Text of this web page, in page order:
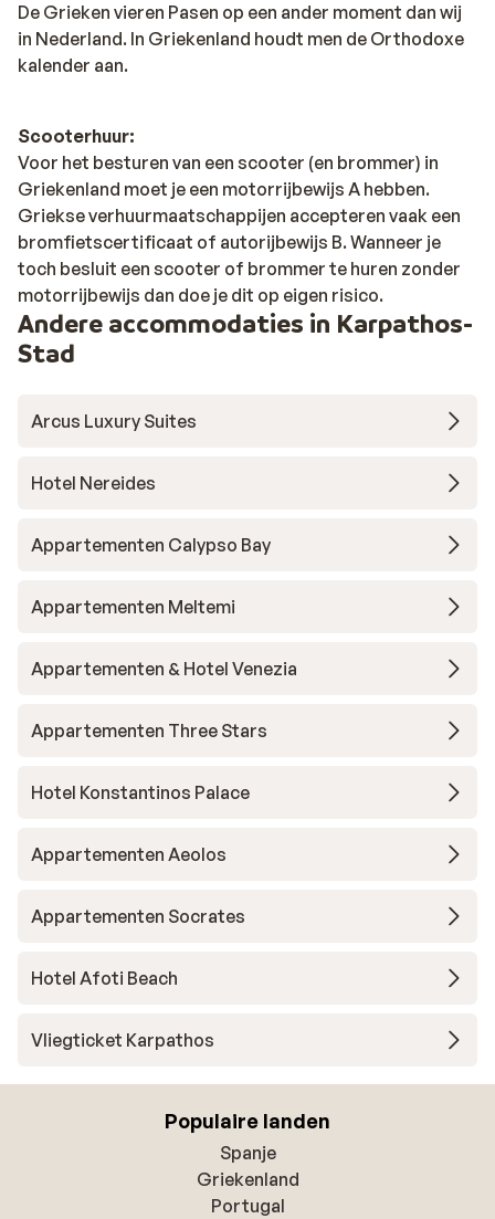
De Grieken vieren Pasen op een ander moment dan wij
in Nederland. In Griekenland houdt men de Orthodoxe
kalender aan.
Scooterhuur:
Voor het besturen van een scooter (en brommer) in
Griekenland moet je een motorrijbewijs A hebben.
Griekse verhuurmaatschappijen accepteren vaak een
bromfietscertificaat of autorijbewijs B. Wanneer je
toch besluit een scooter of brommer te huren zonder
motorrijbewijs dan doe je dit op eigen risico.
Andere accommodaties in Karpathos-
Stad
Arcus Luxury Suites
Hotel Nereides
Appartementen Calypso Bay
Appartementen Meltemi
Appartementen & Hotel Venezia
Appartementen Three Stars
Hotel Konstantinos Palace
Appartementen Aeolos
Appartementen Socrates
Hotel Afoti Beach
Vliegticket Karpathos
Populaire landen
Spanje
Griekenland
Portugal